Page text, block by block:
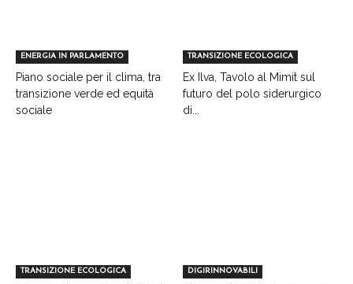
ENERGIA IN PARLAMENTO
Piano sociale per il clima, tra
transizione verde ed equità
sociale
TRANSIZIONE ECOLOGICA
Ex Ilva, Tavolo al Mimit sul
futuro del polo siderurgico
di...
TRANSIZIONE ECOLOGICA DIGIRINNOVABILI